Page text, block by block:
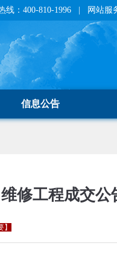
线：400-810-1996 | 网站服
信息公告
修工程成交公